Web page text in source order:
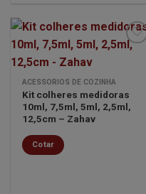
Minha
lista de
desejos
ACESSÓRIOS DE COZINHA
Kit colheres medidoras
10ml, 7,5ml, 5ml, 2,5ml,
12,5cm – Zahav
Cotar